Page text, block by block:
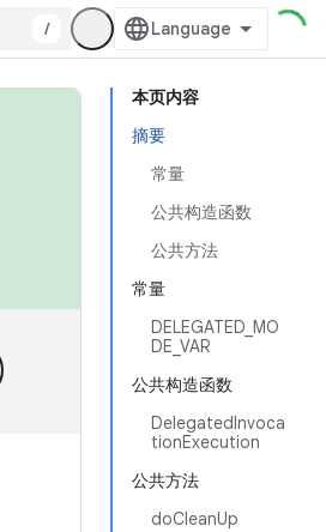
/
本页内容
摘要
常量
公共构造函数
公共方法
常量
DELEGATED_MO
DE_VAR
公共构造函数
DelegatedInvoca
tionExecution
公共方法
doCleanUp